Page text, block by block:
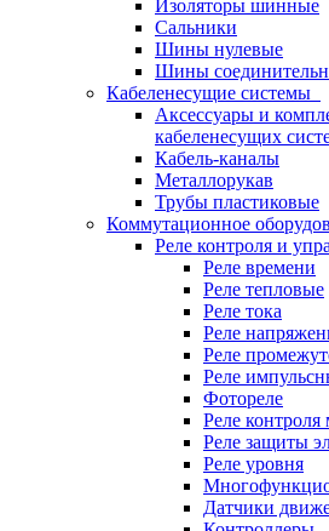
Изоляторы шинные
Сальники
Шины нулевые
Шины
Кабеленесущие системы
Аксессуары и
кабеленесущих
Кабель-каналы
Металлорукав
Трубы пластиковые
Коммутационное
Реле контроля и
Реле времени
Реле тепловые
Реле тока
Реле
Реле
Реле
Фотореле
Реле
Реле защиты
Реле уровня
Датчики